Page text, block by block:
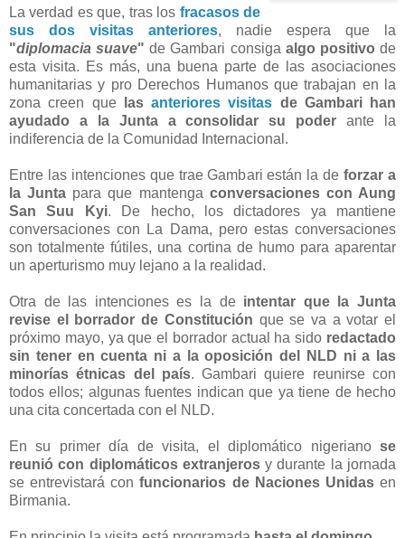
La verdad es que, tras los fracasos de
sus dos visitas anteriores, nadie espera que la
"diplomacia suave" de Gambari consiga algo positivo de
esta visita. Es más, una buena parte de las asociaciones
humanitarias y pro Derechos Humanos que trabajan en la
zona creen que
las anteriores visitas de Gambari han
ayudado a la Junta a consolidar su poder ante la
indiferencia de la Comunidad Internacional.
Entre las intenciones que trae Gambari están la deforzar a
la Junta para que mantenga conversaciones con Aung
San Suu Kyi. De hecho, los dictadores ya mantiene
conversaciones con La Dama, pero estas conversaciones
son totalmente fútiles, una cortina de humo para aparentar
un aperturismo muy lejano a la realidad.
Otra de las intenciones es la de intentar que la Junta
revise el borrador de Constitución que se va a votar el
próximo mayo, ya que el borrador actual ha sido redactado
sin tener en cuenta ni a la oposición del NLD ni a las
minorías étnicas del país. Gambari quiere reunirse con
todos ellos; algunas fuentes indican que ya tiene de hecho
una cita concertada con el NLD.
En su primer día de visita, el diplomático nigeriano se
reunió con diplomáticos extranjerosy durante la jornada
se entrevistará confuncionarios de Naciones Unidasen
Birmania.